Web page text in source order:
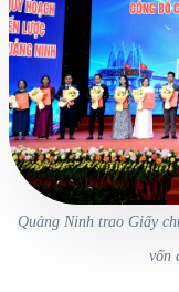
Quảng Ninh trao Giấy
vốn